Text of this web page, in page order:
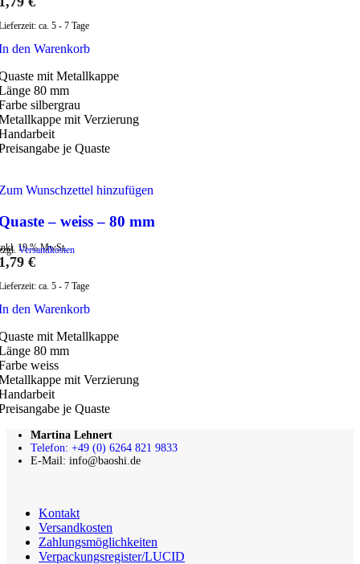
ca. 5 - 7 Tage
den Warenkorb
mit Metallkappe
80 mm
silbergrau
mit Verzierung
je Quaste
Wunschzettel hinzufügen
– weiss – 80 mm
19 % MwSt.
Versandkosten
€
ca. 5 - 7 Tage
den Warenkorb
mit Metallkappe
80 mm
weiss
mit Verzierung
je Quaste
Martina Lehnert
Telefon: +49 (0) 6264 821 9833
E-Mail: info@baoshi.de
Kontakt
Versandkosten
Zahlungsmöglichkeiten
Verpackungsregister/LUCID